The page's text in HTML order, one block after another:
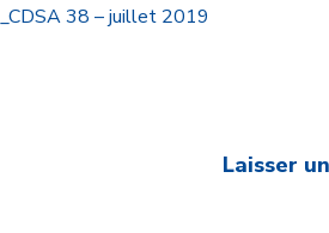
38 – juillet 2019
Laisser